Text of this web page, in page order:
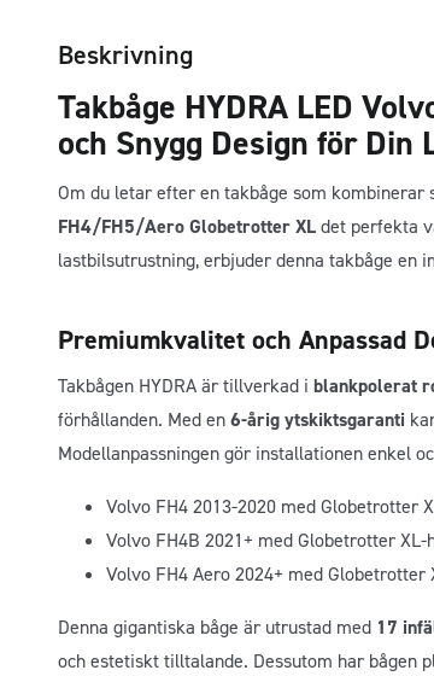
Beskrivning
Takbåge HYDRA LED
och Snygg Design för Din
Om du letar efter en takbåge som
FH4/FH5/Aero Globetrotter XLdet perfekta
lastbilsutrustning, erbjuder denna takbåge en
Premiumkvalitet och Anpassad
Takbågen HYDRA är tillverkad i blankpolerat
förhållanden. Med en6-årig ytskiktsgaranti
Modellanpassningen gör installationen enkel
Volvo FH4 2013-2020 med Globetrotter
Volvo FH4B 2021+ med Globetrotter XL-
Volvo FH4 Aero 2024+ med Globetrotter
Denna gigantiska båge är utrustad med 17
och estetiskt tilltalande. Dessutom har bågen